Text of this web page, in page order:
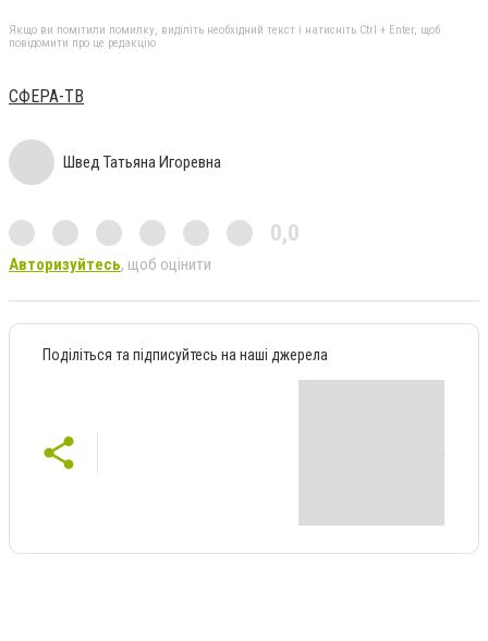
Якщо ви помітили помилку, виділіть необхідний текст і натисніть Ctrl + Enter, щоб
повідомити про це редакцію
СФЕРА-ТВ
Швед Татьяна Игоревна
0,0
Авторизуйтесь, щоб оцінити
Поділіться та підписуйтесь на наші джерела